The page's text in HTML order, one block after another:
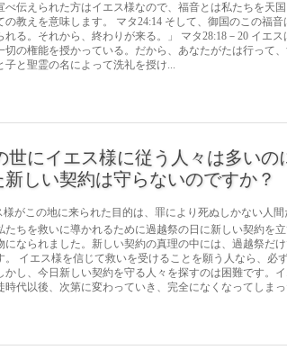
べ伝えられた方はイエス様なので、福音とは私たちを天
の教えを意味します。 マタ24:14 そして、御国のこの福
れる。それから、終わりが来る。」 マタ28:18－20 イエ
切の権能を授かっている。だから、あなたがたは行って
子と聖霊の名によって洗礼を授け...
世にイエス様に従う人々は多いの
新しい契約は守らないのですか？
様がこの地に来られた目的は、罪により死ぬしかない人
たちを救いに導かれるために過越祭の日に新しい契約を
になられました。新しい契約の真理の中には、過越祭だ
。 イエス様を信じて救いを受けることを願う人なら、必
かし、今日新しい契約を守る人々を探すのは困難です。
時代以後、次第に変わっていき、完全になくなってしまっ